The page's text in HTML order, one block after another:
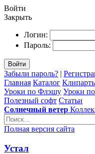
Войти
Закрыть
Логин:
Пароль:
Войти
Забыли пароль? |
Главная Каталог
Уроки по Флэшу Уроки
Полезный софт Статьи
Солнечный ветер
Полная версия сайта
Устал